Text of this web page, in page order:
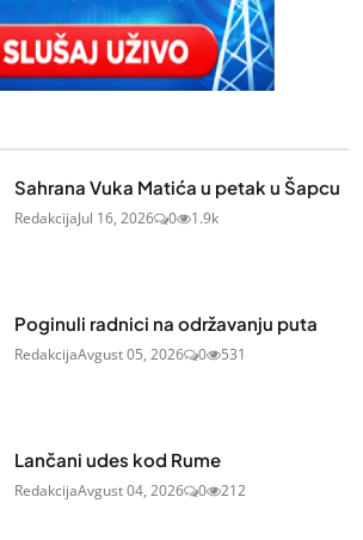
Sahrana Vuka Matića u petak u Šapcu
RedakcijaJul 16, 2026 0 1.9k
Poginuli radnici na održavanju puta
RedakcijaAvgust 05, 2026 0 531
Lančani udes kod Rume
RedakcijaAvgust 04, 2026 0 212